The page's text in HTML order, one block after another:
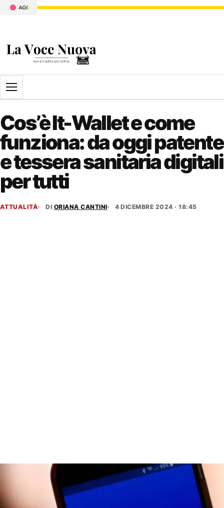
Apri il menu
Cos’è It-Wallet e come
funziona: da oggi patente
e tessera sanitaria digitali
per tutti
ATTUALITÀ DI ORIANA CANTINI 4 DICEMBRE 2024 · 18:45